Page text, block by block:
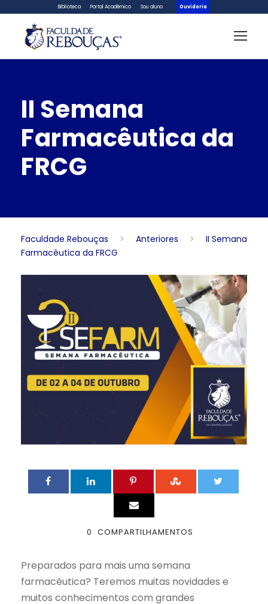
Biblioteca Portal Acadêmico Sou aluno Ouvidoria
II Semana
Farmacêutica da
FRCG
Faculdade Rebouças > Anteriores >
II Semana
Farmacêutica da FRCG
0 COMPARTILHAMENTOS
Preparados para mais uma semana
farmacêutica? Teremos muitas novidades e
muitos conhecimentos com grandes